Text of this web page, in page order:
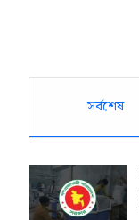
সর্বশেষ